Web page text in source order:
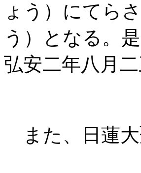
ょう）にてら
う）となる。
弘安二年八月
また、日蓮大